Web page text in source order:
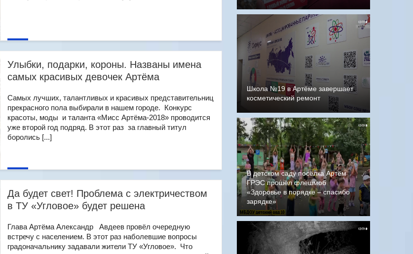
Улыбки, подарки, короны. Названы имена
самых красивых девочек Артёма
Самых лучших, талантливых и красивых представительниц
прекрасного пола выбирали в нашем городе. Конкурс
красоты, моды и таланта «Мисс Артёма-2018» проводится
уже второй год подряд. В этот раз за главный титул
боролись [...]
Да будет свет! Проблема с электричеством
в ТУ «Угловое» будет решена
Глава Артёма Александр Авдеев провёл очередную
встречу с населением. В этот раз наболевшие вопросы
градоначальнику задавали жители ТУ «Угловое». Что
Школа №19 в Артёме завершает
косметический ремонт
В детском саду посёлка Артём
ГРЭС прошёл флешмоб
«Здоровье в порядке – спасибо
зарядке»